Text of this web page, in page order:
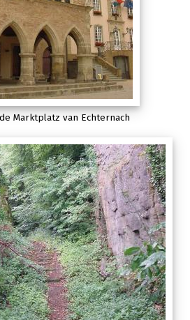
Marktplatz van Echternach